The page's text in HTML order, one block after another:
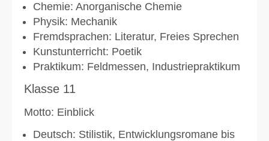
Chemie: Anorganische Chemie
Physik: Mechanik
Fremdsprachen: Literatur, Freies Sprechen
Kunstunterricht: Poetik
Praktikum: Feldmessen, Industriepraktikum
Klasse 11
Motto: Einblick
Deutsch: Stilistik, Entwicklungsromane bis